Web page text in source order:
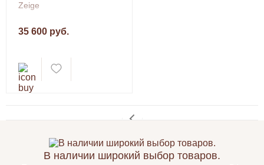
Zeige
35 600 руб.
В наличии широкий выбор товаров.